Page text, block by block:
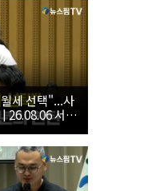
세 선택"...사
26.08.06 서울